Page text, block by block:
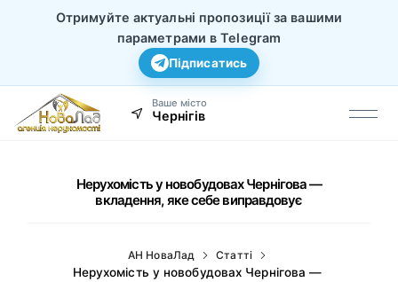
Отримуйте актуальні пропозиції за вашими
параметрами в Telegram
Підписатись
Ваше місто
Чернігів
Нерухомість у новобудовах Чернігова —
вкладення, яке себе виправдовує
АН НоваЛад Статті
Нерухомість у новобудовах Чернігова —